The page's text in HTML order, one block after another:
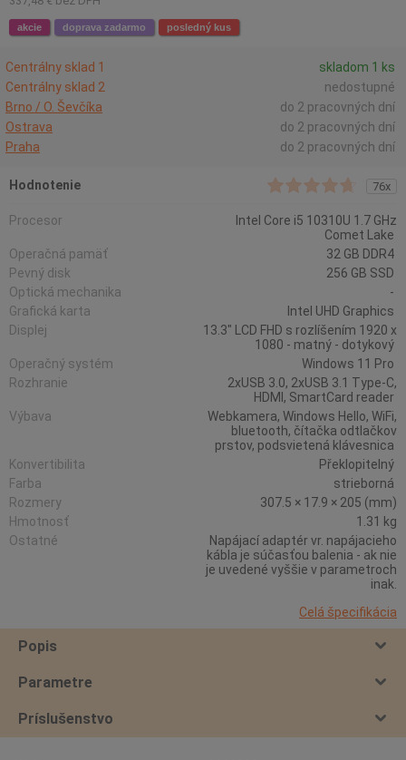
akcie doprava zadarmo posledný kus
Centrálny sklad 1
skladom 1 ks
Centrálny sklad 2
nedostupné
Brno / O. Ševčíka
do 2 pracovných dní
Ostrava
do 2 pracovných dní
Praha
do 2 pracovných dní
Hodnotenie 76x
Procesor
Intel Core i5 10310U 1.7 GHz
Comet Lake
Operačná pamäť
32 GB DDR4
Pevný disk
256 GB SSD
Optická mechanika
-
Grafická karta
Intel UHD Graphics
Displej
13.3" LCD FHD s rozlíšením 1920 x
1080 - matný - dotykový
Operačný systém
Windows 11 Pro
Rozhranie
2xUSB 3.0, 2xUSB 3.1 Type-C,
HDMI, SmartCard reader
Výbava
Webkamera, Windows Hello, WiFi,
bluetooth, čítačka odtlačkov
prstov, podsvietená klávesnica
Konvertibilita
Překlopitelný
Farba
strieborná
Rozmery
307.5 × 17.9 × 205 (mm)
Hmotnosť
1.31 kg
Ostatné
Napájací adaptér vr. napájacieho
kábla je súčasťou balenia - ak nie
je uvedené vyššie v parametroch
inak.
Celá špecifikácia
Popis
Parametre
Príslušenstvo